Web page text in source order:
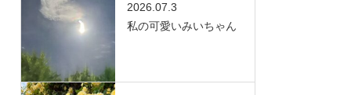
2026.07.3
私の可愛いみいちゃん